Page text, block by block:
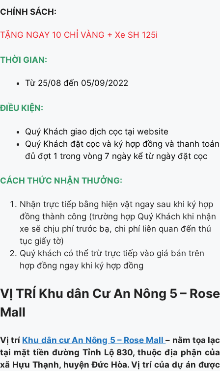
CHÍNH SÁCH:
TẶNG NGAY 10 CHỈ VÀNG + Xe SH 125i
THỜI GIAN:
Từ 25/08 đến 05/09/2022
ĐIỀU KIỆN:
Quý Khách giao dịch cọc tại website
Quý Khách đặt cọc và ký hợp đồng và thanh toán
đủ đợt 1 trong vòng 7 ngày kể từ ngày đặt cọc
CÁCH THỨC NHẬN THƯỞNG:
Nhận trực tiếp bằng hiện vật ngay sau khi ký hợp
đồng thành công (trường hợp Quý Khách khi nhận
xe sẽ chịu phí trước bạ, chi phí liên quan đến thủ
tục giấy tờ)
Quý khách có thể trừ trực tiếp vào giá bán trên
hợp đồng ngay khi ký hợp đồng
VỊ TRÍ Khu dân Cư An Nông 5 – Rose
Mall
Vị trí Khu dân cư An Nông 5 – Rose Mall– nằm tọa lạc
tại mặt tiền đường Tỉnh Lộ 830, thuộc địa phận của
xã Hựu Thạnh, huyện Đức Hòa. Vị trí của dự án được